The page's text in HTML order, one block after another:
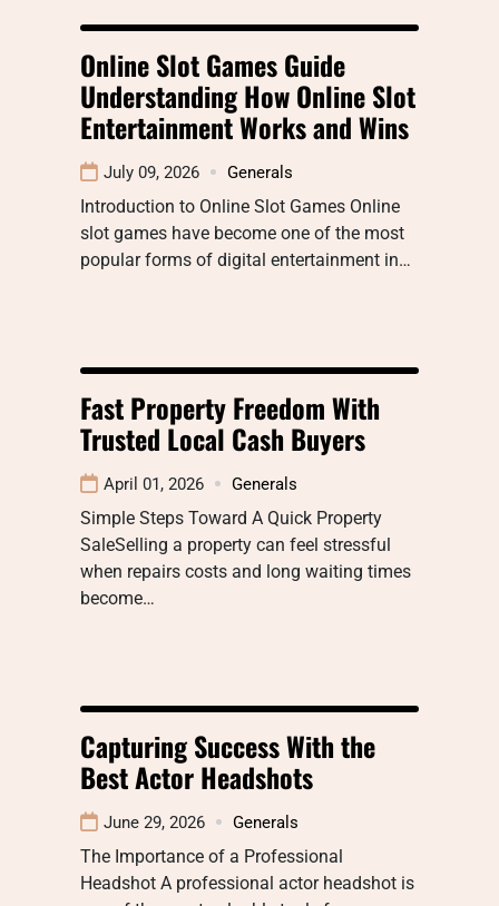
Online Slot Games Guide
Understanding How Online Slot
Entertainment Works and Wins
July 09, 2026 Generals
Introduction to Online Slot Games Online
slot games have become one of the most
popular forms of digital entertainment in…
Fast Property Freedom With
Trusted Local Cash Buyers
April 01, 2026 Generals
Simple Steps Toward A Quick Property
SaleSelling a property can feel stressful
when repairs costs and long waiting times
become…
Capturing Success With the
Best Actor Headshots
June 29, 2026 Generals
The Importance of a Professional
Headshot A professional actor headshot is